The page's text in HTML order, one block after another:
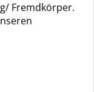
Fremdkörper.